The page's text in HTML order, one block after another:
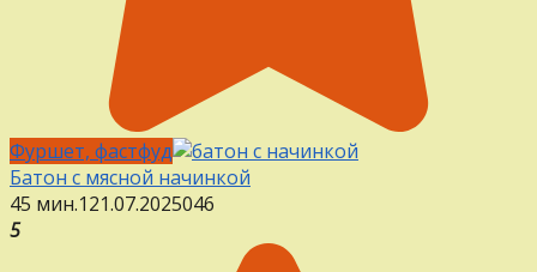
Фуршет, фастфуд
Батон с мясной начинкой
45 мин.121.07.2025046
5